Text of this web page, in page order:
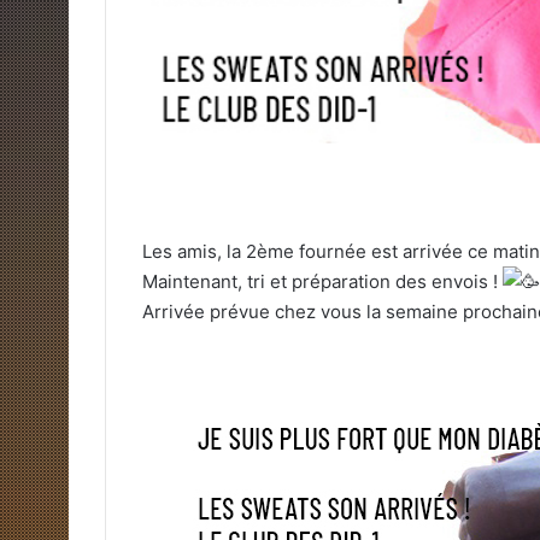
Les amis, la 2ème fournée est arrivée ce
Maintenant, tri et préparation des envois !
Arrivée prévue chez vous la semaine